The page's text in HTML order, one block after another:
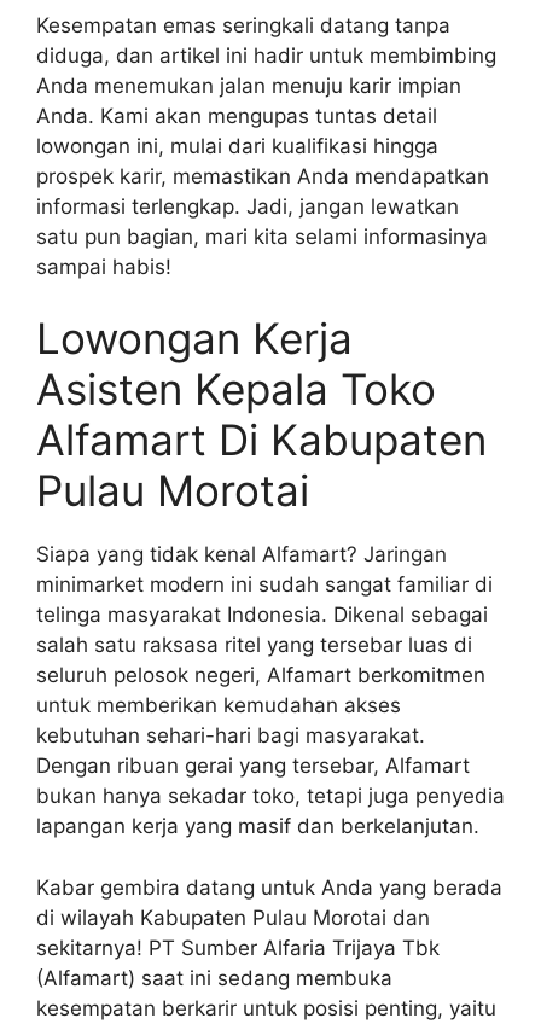
Kesempatan emas seringkali datang tanpa
diduga, dan artikel ini hadir untuk membimbing
Anda menemukan jalan menuju karir impian
Anda. Kami akan mengupas tuntas detail
lowongan ini, mulai dari kualifikasi hingga
prospek karir, memastikan Anda mendapatkan
informasi terlengkap. Jadi, jangan lewatkan
satu pun bagian, mari kita selami informasinya
sampai habis!
Lowongan Kerja
Asisten Kepala Toko
Alfamart Di Kabupaten
Pulau Morotai
Siapa yang tidak kenal Alfamart? Jaringan
minimarket modern ini sudah sangat familiar di
telinga masyarakat Indonesia. Dikenal sebagai
salah satu raksasa ritel yang tersebar luas di
seluruh pelosok negeri, Alfamart berkomitmen
untuk memberikan kemudahan akses
kebutuhan sehari-hari bagi masyarakat.
Dengan ribuan gerai yang tersebar, Alfamart
bukan hanya sekadar toko, tetapi juga penyedia
lapangan kerja yang masif dan berkelanjutan.
Kabar gembira datang untuk Anda yang berada
di wilayah Kabupaten Pulau Morotai dan
sekitarnya! PT Sumber Alfaria Trijaya Tbk
(Alfamart) saat ini sedang membuka
kesempatan berkarir untuk posisi penting, yaitu